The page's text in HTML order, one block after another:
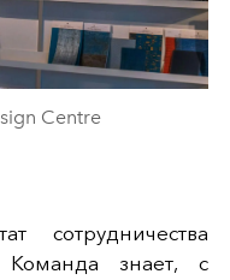
Centre
сотрудничества
Команда знает, с